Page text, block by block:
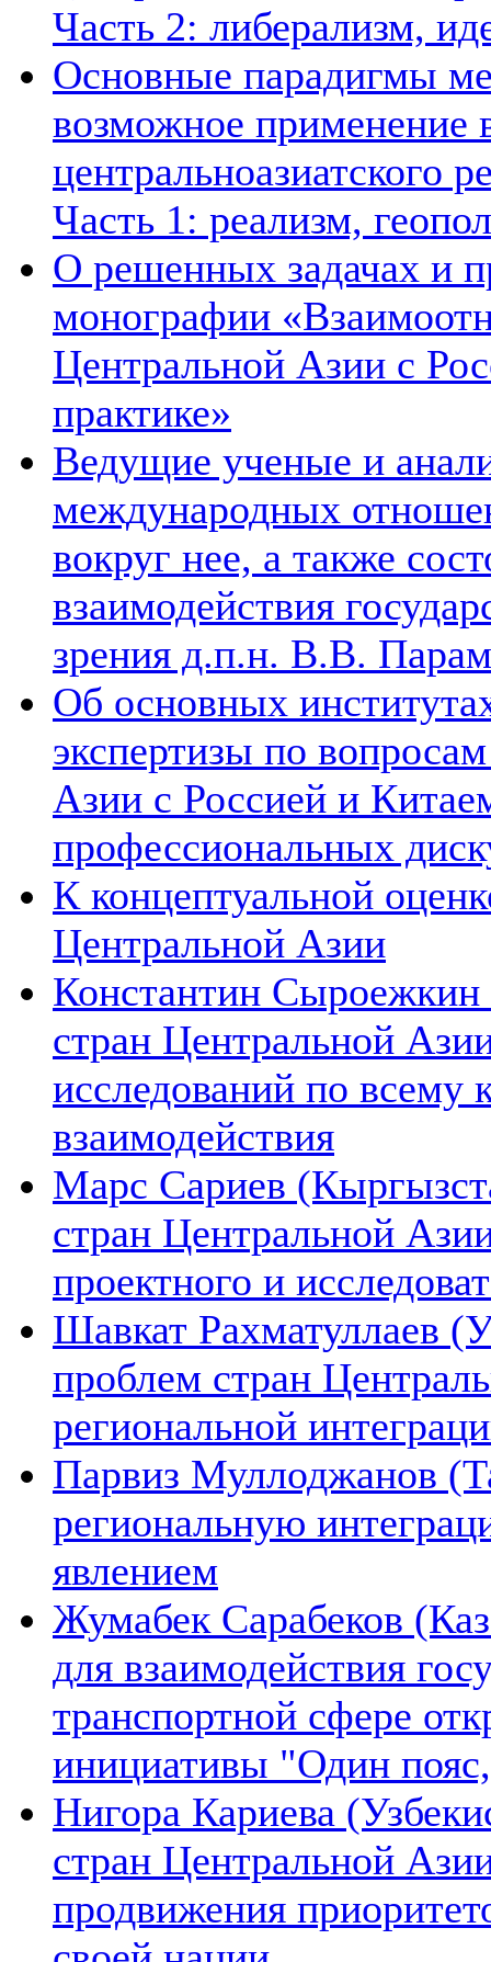
Часть 2: либерализм,
Основные парадигмы
возможное применение
центральноазиатского
Часть 1: реализм,
О решенных задачах и
монографии
Центральной Азии с
практике»
Ведущие ученые и
международных
вокруг нее, а также
взаимодействия
зрения д.п.н. В.В.
Об основных
экспертизы по
Азии с Россией и
профессиональных
К концептуальной
Центральной Азии
Константин Сыроежкин
стран Центральной
исследований по всему
взаимодействия
Марс Сариев
стран Центральной
проектного и
Шавкат Рахматуллаев
проблем стран
региональной
Парвиз Муллоджанов
региональную
явлением
Жумабек Сарабеков
для взаимодействия
транспортной сфере
инициативы "Один
Нигора Кариева
стран Центральной
продвижения